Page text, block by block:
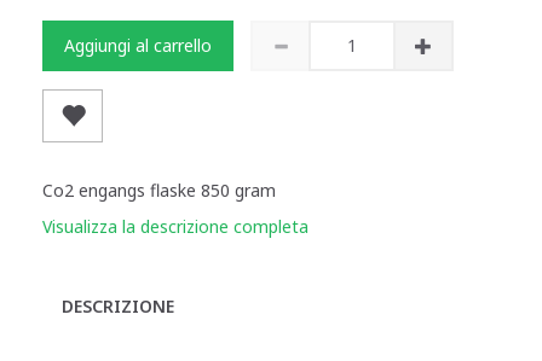
Aggiungi al carrello
Co2 engangs flaske 850 gram
Visualizza la descrizione completa
DESCRIZIONE